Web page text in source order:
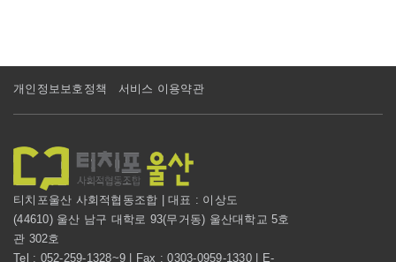
개인정보보호정책 서비스 이용약관
티치포울산 사회적협동조합 | 대표 : 이상도
(44610) 울산 남구 대학로 93(무거동) 울산대학교 5호
관 302호
Tel : 052-259-1328~9 | Fax : 0303-0959-1330 | E-